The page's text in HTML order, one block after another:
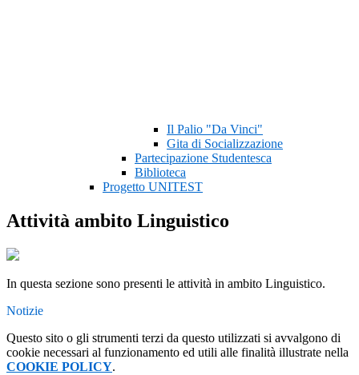
Il Palio "Da Vinci"
Gita di Socializzazione
Partecipazione Studentesca
Biblioteca
Progetto UNITEST
Attività ambito Linguistico
In questa sezione sono presenti le attività in ambito Linguistico.
Notizie
Questo sito o gli strumenti terzi da questo utilizzati si avvalgono di
cookie necessari al funzionamento ed utili alle finalità illustrate nella
COOKIE POLICY.